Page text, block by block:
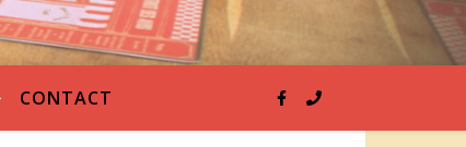
CONTACT